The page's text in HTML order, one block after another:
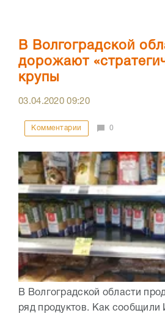
В Волгоградской
дорожают
крупы
03.04.202009:20
Комментарии 0
В Волгоградской области
ряд продуктов. Как сообщили